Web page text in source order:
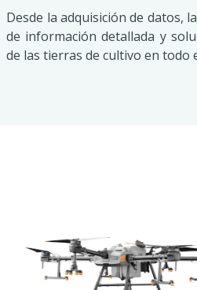
Desde la adquisición de datos,
de información detallada y
de las tierras de cultivo en todo